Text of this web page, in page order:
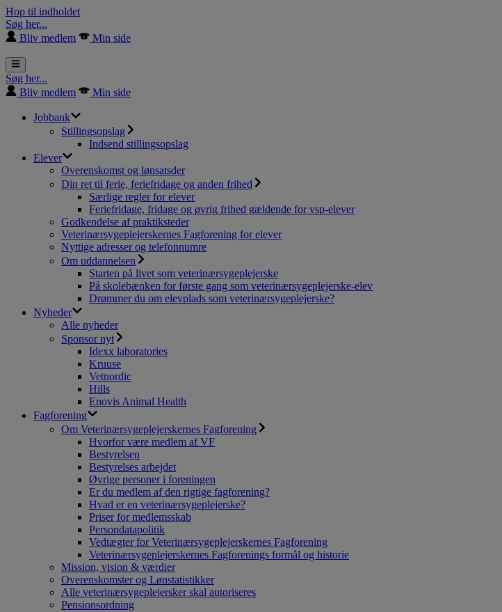
Hop til indholdet
Søg her...
Bliv medlem
Min side
Søg her...
Bliv medlem
Min side
Jobbank
Stillingsopslag
Indsend stillingsopslag
Elever
Overenskomst og lønsatsder
Din ret til ferie, feriefridage og anden frihed
Særlige regler for elever
Feriefridage, fridage og øvrig frihed gældende for vsp-elever
Godkendelse af praktiksteder
Veterinærsygeplejerskernes Fagforening for elever
Nyttige adresser og telefonnumre
Om uddannelsen
Starten på livet som veterinærsygeplejerske
På skolebænken for første gang som veterinærsygeplejerske-elev
Drømmer du om elevplads som veterinærsygeplejerske?
Nyheder
Alle nyheder
Sponsor nyt
Idexx laboratories
Kruuse
Vetnordic
Hills
Enovis Animal Health
Fagforening
Om Veterinærsygeplejerskernes Fagforening
Hvorfor være medlem af VF
Bestyrelsen
Bestyrelses arbejdet
Øvrige personer i foreningen
Er du medlem af den rigtige fagforening?
Hvad er en veterinærsygeplejerske?
Priser for medlemsskab
Persondatapolitik
Vedtægter for Veterinærsygeplejerskernes Fagforening
Veterinærsygeplejerskernes Fagforenings formål og historie
Mission, vision & værdier
Overenskomster og Lønstatistikker
Alle veterinærsygeplejersker skal autoriseres
Pensionsordning